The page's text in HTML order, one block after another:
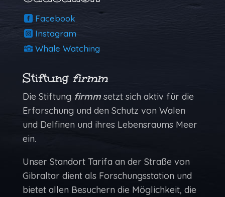
Facebook
Instagram
Whale Watching
Stiftung firmm
Die Stiftung firmmsetzt sich aktiv für die
Erforschung und den Schutz von Walen
und Delfinen und ihres Lebensraums Meer
ein.
Unser Standort Tarifa an der Straße von
Gibraltar dient als Forschungs­station und
bietet allen Besuchern die Möglich­keit, die